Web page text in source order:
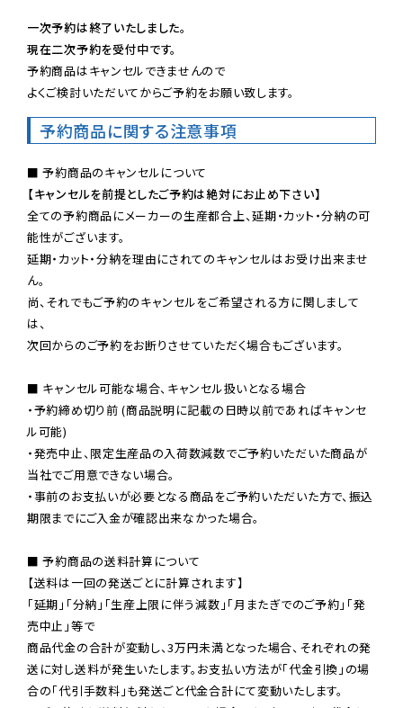
一次予約は終了いたしました。
現在二次予約を受付中です。
予約商品はキャンセルできませんので
よくご検討いただいてからご予約をお願い致します。
予約商品に関する注意事項
【キャンセルを前提としたご予約は絶対にお止め下さい】
全ての予約商品にメーカーの生産都合上、延期・カット・分納の可
能性がございます。
延期・カット・分納を理由にされてのキャンセルはお受け出来ませ
ん。
尚、それでもご予約のキャンセルをご希望される方に関しまして
は、
次回からのご予約をお断りさせていただく場合もございます。
■ キャンセル可能な場合、キャンセル扱いとなる場合
・予約締め切り前 (商品説明に記載の日時以前であればキャンセ
ル可能)
・発売中止、限定生産品の入荷数減数でご予約いただいた商品が
当社でご用意できない場合。
・事前のお支払いが必要となる商品をご予約いただいた方で、振込
期限までにご入金が確認出来なかった場合。
■ 予約商品の送料計算について
【送料は一回の発送ごとに計算されます】
「延期」「分納」「生産上限に伴う減数」「月またぎでのご予約」「発
売中止」等で
商品代金の合計が変動し、3万円未満となった場合、それぞれの発
送に対し送料が発生いたします。お支払い方法が「代金引換」の場